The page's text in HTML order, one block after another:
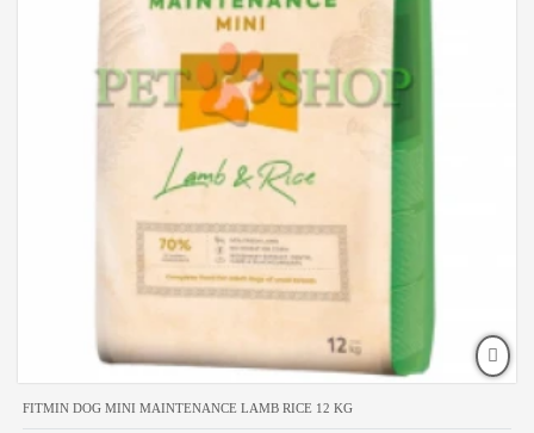
FITMIN DOG MINI MAINTENANCE LAMB RICE 12 KG